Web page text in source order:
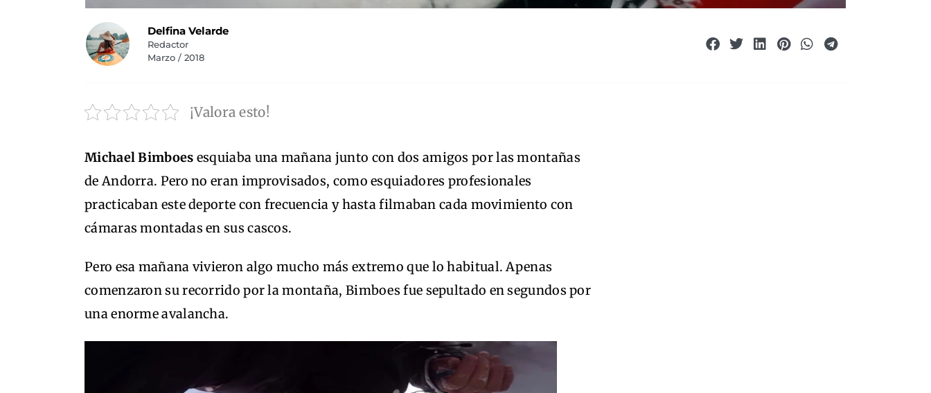
Delfina Velarde
Redactor
Marzo / 2018
¡Valora esto!
Michael Bimboes esquiaba una mañana junto con dos amigos por las montañas
de Andorra. Pero no eran improvisados, como esquiadores profesionales
practicaban este deporte con frecuencia y hasta filmaban cada movimiento con
cámaras montadas en sus cascos.
Pero esa mañana vivieron algo mucho más extremo que lo habitual. Apenas
comenzaron su recorrido por la montaña, Bimboes fue sepultado en segundos por
una enorme avalancha.